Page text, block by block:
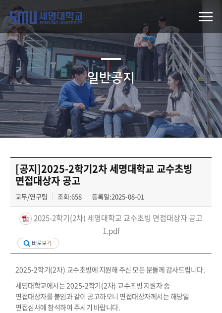
일반공지
[공지]2025-2학기2차 세명대학교 교수초빙
면접대상자 공고
교무/연구팀 조회:658 등록일:2025-08-01
1.pdf
2025-2학기(2차) 교수초빙에 지원해 주신 모든 분들께 감사드립니다.
세명대학교에서는2025-2학기(2차)교수초빙 지원자 중
면접대상자를 붙임과 같이 공고하오니 면접대상자께서는 해당일
면접심사에 참석하여 주시기 바랍니다.